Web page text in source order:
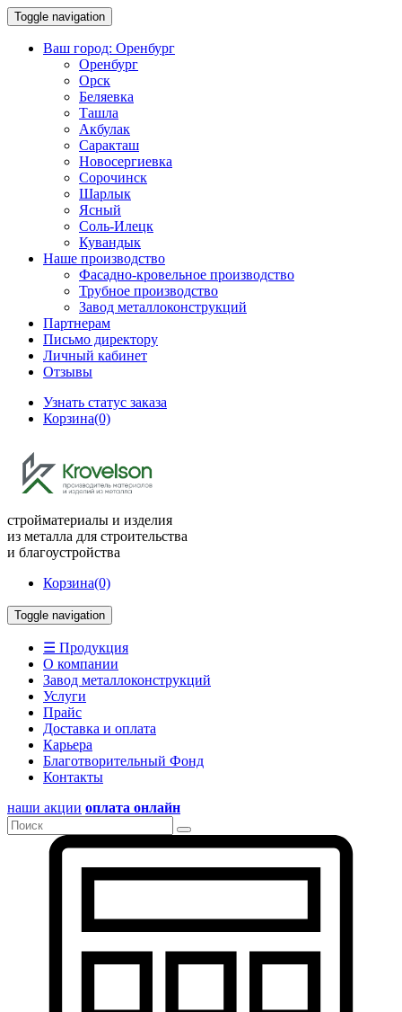
Toggle navigation
Ваш город: Оренбург
Оренбург
Орск
Беляевка
Ташла
Акбулак
Саракташ
Новосергиевка
Сорочинск
Шарлык
Ясный
Соль-Илецк
Кувандык
Наше производство
Фасадно-кровельное производство
Трубное производство
Завод металлоконструкций
Партнерам
Письмо директору
Личный кабинет
Отзывы
Узнать статус заказа
Корзина(0)
стройматериалы и изделия
из металла для строительства
и благоустройства
Корзина(0)
Toggle navigation
☰ Продукция
О компании
Завод металлоконструкций
Услуги
Прайс
Доставка и оплата
Карьера
Благотворительный Фонд
Контакты
наши акции оплата онлайн